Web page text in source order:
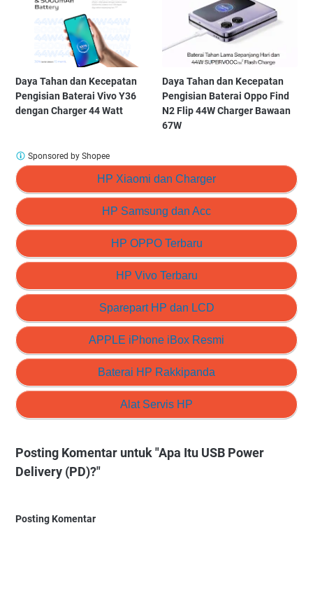
Daya Tahan dan Kecepatan
Pengisian Baterai Vivo Y36
dengan Charger 44 Watt
Daya Tahan dan Kecepatan
Pengisian Baterai Oppo Find
N2 Flip 44W Charger Bawaan
67W
HP Xiaomi dan Charger
HP Samsung dan Acc
HP OPPO Terbaru
HP Vivo Terbaru
Sparepart HP dan LCD
APPLE iPhone iBox Resmi
Baterai HP Rakkipanda
Alat Servis HP
Sponsored by Shopee
Posting Komentar untuk "Apa Itu USB Power
Delivery (PD)?"
Posting Komentar